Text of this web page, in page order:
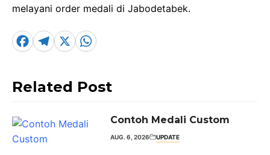
melayani order medali di Jabodetabek.
F
c
e
b
o
T
e
g
r
a
X W
a
t
s
Related Post
Contoh Medali Custom
AUG. 6, 2026 UPDATE